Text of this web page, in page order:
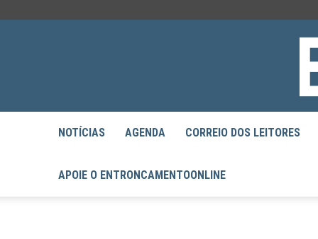
NOTÍCIAS AGENDA CORREIO DOS LEITORES
APOIE O ENTRONCAMENTOONLINE